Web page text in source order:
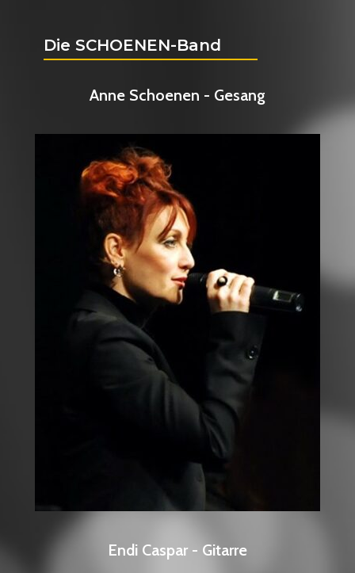
Die SCHOENEN-Band
Anne Schoenen - Gesang
Endi Caspar - Gitarre